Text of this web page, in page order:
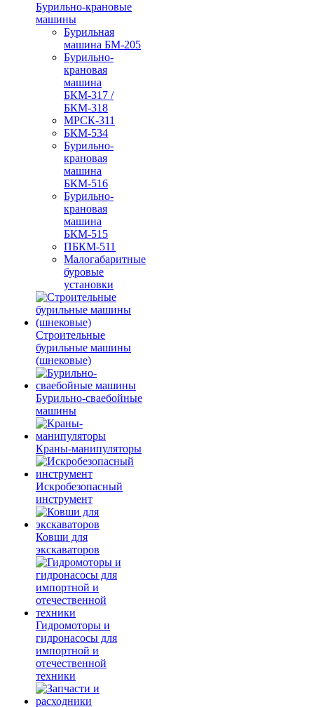
Бурильно-крановые
машины
Бурильная
машина БМ-205
Бурильно-
крановая
машина
БКМ-317 /
БКМ-318
МРСК-311
БКМ-534
Бурильно-
крановая
машина
БКМ-516
Бурильно-
крановая
машина
БКМ-515
ПБКМ-511
Малогабаритные
буровые
установки
Строительные
бурильные машины
(шнековые)
Бурильно-сваебойные
машины
Краны-манипуляторы
Искробезопасный
инструмент
Ковши для
экскаваторов
Гидромоторы и
гидронасосы для
импортной и
отечественной
техники